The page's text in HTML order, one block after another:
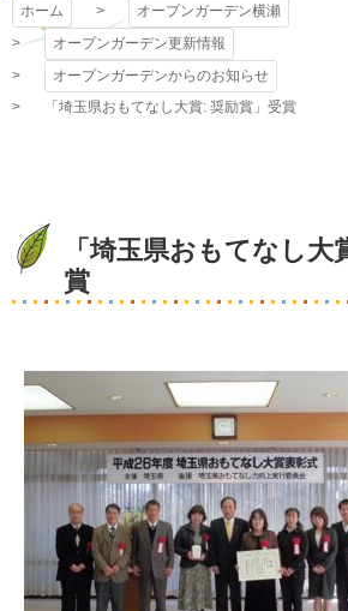
ホーム
オープンガーデン横瀬
オープンガーデン更新情報
オープンガーデンからのお知らせ
「埼玉県おもてなし大賞: 奨励賞」受賞
「埼玉県おもてなし大
賞